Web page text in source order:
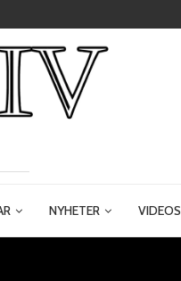
NYHETER VIDEOS